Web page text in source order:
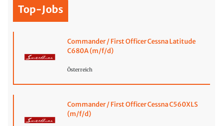
Top-Jobs
Commander / First Officer Cessna Latitude
C680A (m/f/d)
Österreich
Commander / First Officer Cessna C560XLS
(m/f/d)